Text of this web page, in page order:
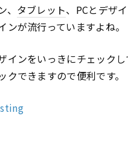
タブレット、PCとデザ
ンが流行っていますよね。
インをいっきにチェック
できますので便利です。